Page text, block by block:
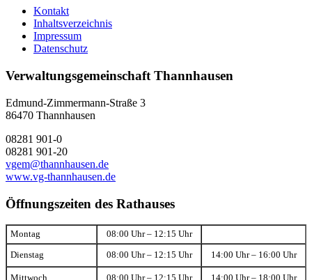
Kontakt
Inhaltsverzeichnis
Impressum
Datenschutz
Verwaltungsgemeinschaft Thannhausen
Edmund-Zimmermann-Straße 3
86470 Thannhausen
08281 901-0
08281 901-20
vgem@thannhausen.de
www.vg-thannhausen.de
Öffnungszeiten des Rathauses
Montag 08:00 Uhr – 12:15 Uhr
Dienstag 08:00 Uhr – 12:15 Uhr 14:00 Uhr – 16:00 Uhr